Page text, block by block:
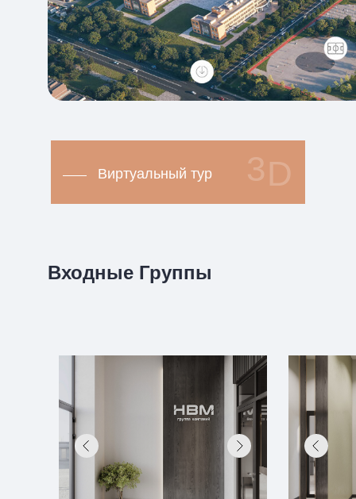
Виртуальный тур 3D
Входные Группы